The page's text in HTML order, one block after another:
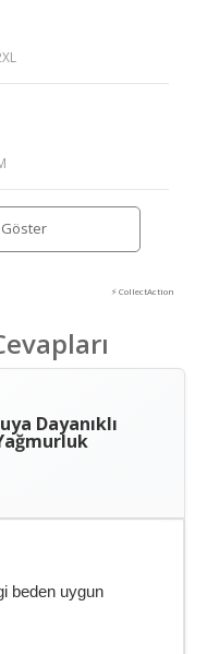
⚡ CollectAction
Dayanıklı
beden uygun